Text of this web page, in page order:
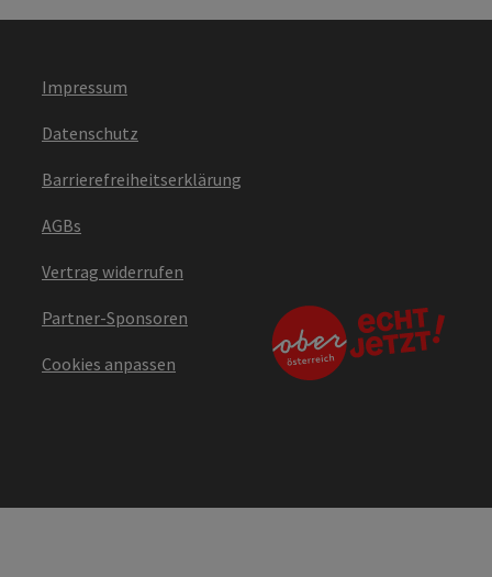
Impressum
Datenschutz
Barrierefreiheitserklärung
AGBs
Vertrag widerrufen
Partner-Sponsoren
Cookies anpassen